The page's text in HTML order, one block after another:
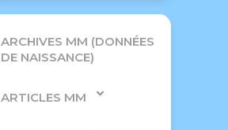
ARCHIVES MM (DONNÉES
DE NAISSANCE)
ARTICLES MM